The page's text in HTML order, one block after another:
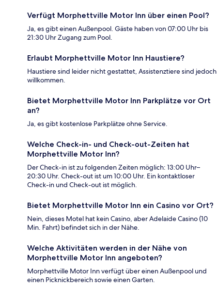
Verfügt Morphettville Motor Inn über einen Pool?
Ja, es gibt einen Außenpool. Gäste haben von 07:00 Uhr bis
21:30 Uhr Zugang zum Pool.
Erlaubt Morphettville Motor Inn Haustiere?
Haustiere sind leider nicht gestattet, Assistenztiere sind jedoch
willkommen.
Bietet Morphettville Motor Inn Parkplätze vor Ort
an?
Ja, es gibt kostenlose Parkplätze ohne Service.
Welche Check-in- und Check-out-Zeiten hat
Morphettville Motor Inn?
Der Check-in ist zu folgenden Zeiten möglich: 13:00 Uhr–
20:30 Uhr. Check-out ist um 10:00 Uhr. Ein kontaktloser
Check-in und Check-out ist möglich.
Bietet Morphettville Motor Inn ein Casino vor Ort?
Nein, dieses Motel hat kein Casino, aber Adelaide Casino (10
Min. Fahrt) befindet sich in der Nähe.
Welche Aktivitäten werden in der Nähe von
Morphettville Motor Inn angeboten?
Morphettville Motor Inn verfügt über einen Außenpool und
einen Picknickbereich sowie einen Garten.